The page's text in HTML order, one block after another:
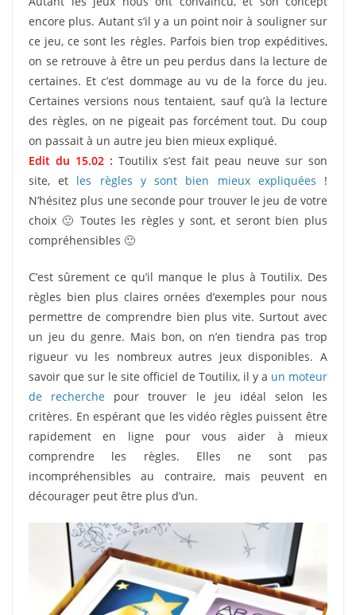
encore plus. Autant s’il y a un point noir à souligner sur
ce jeu, ce sont les règles. Parfois bien trop expéditives,
on se retrouve à être un peu perdus dans la lecture de
certaines. Et c’est dommage au vu de la force du jeu.
Certaines versions nous tentaient, sauf qu’à la lecture
des règles, on ne pigeait pas forcément tout. Du coup
on passait à un autre jeu bien mieux expliqué.
Edit du 15.02 : Toutilix s’est fait peau neuve sur son
site, et les règles y sont bien mieux expliquées !
N’hésitez plus une seconde pour trouver le jeu de votre
choix 🙂 Toutes les règles y sont, et seront bien plus
compréhensibles 🙂
C’est sûrement ce qu’il manque le plus à Toutilix. Des
règles bien plus claires ornées d’exemples pour nous
permettre de comprendre bien plus vite. Surtout avec
un jeu du genre. Mais bon, on n’en tiendra pas trop
rigueur vu les nombreux autres jeux disponibles. A
savoir que sur le site officiel de Toutilix, il y a un moteur
de recherche pour trouver le jeu idéal selon les
critères. En espérant que les vidéo règles puissent être
rapidement en ligne pour vous aider à mieux
comprendre les règles. Elles ne sont pas
incompréhensibles au contraire, mais peuvent en
décourager peut être plus d’un.